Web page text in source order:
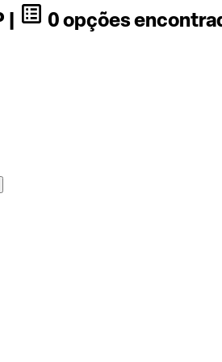
| 0 opções